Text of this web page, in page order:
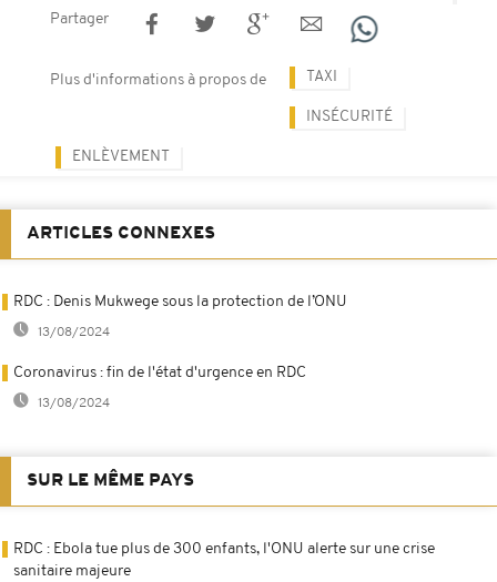
Partager
Plus d'informations à propos de TAXI
INSÉCURITÉ
ENLÈVEMENT
ARTICLES CONNEXES
RDC : Denis Mukwege sous la protection de l’ONU
13/08/2024
Coronavirus : fin de l'état d'urgence en RDC
13/08/2024
SUR LE MÊME PAYS
RDC : Ebola tue plus de 300 enfants, l'ONU alerte sur une crise
sanitaire majeure